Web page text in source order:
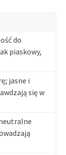
do
piaskowy,
jasne i
się w